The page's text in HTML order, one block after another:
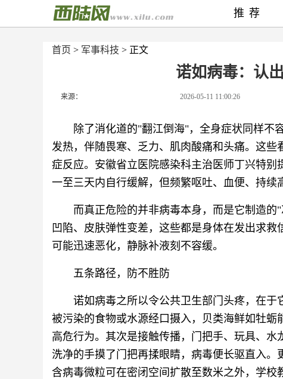
首页 > 军事科技 > 正文
诺如病毒：认
来源： 2026-05-11 11:00:26
除了消化道的"翻江倒海"，全身症状同样
发热，伴随畏寒、乏力、肌肉酸痛和头痛。这
症反应。安徽省立医院感染科主治医师丁兴特
一至三天内自行缓解，但频繁呕吐、血便、持续
而真正危险的并非病毒本身，而是它制造
凹陷、皮肤弹性变差，这些都是身体在发出求救
可能迅速恶化，静脉补液刻不容缓。
五条路径，防不胜防
诺如病毒之所以令公共卫生部门头疼，在
被污染的食物或水源经口摄入，贝类海鲜如牡
高危行为。其次是接触传播，门把手、玩具、
洗净的手摸了门把再揉眼睛，病毒便长驱直入
含病毒微粒可在密闭空间扩散至数米之外，学
推荐